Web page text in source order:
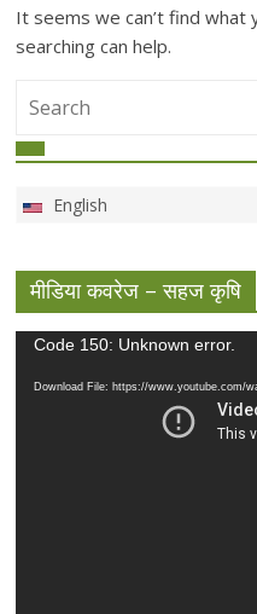
It seems we can’t find what
searching can help.
English
मीडिया कवरेज – सहज कृषि
Video
Code 150: Unknown error.
Download File: https://www.youtube.com/